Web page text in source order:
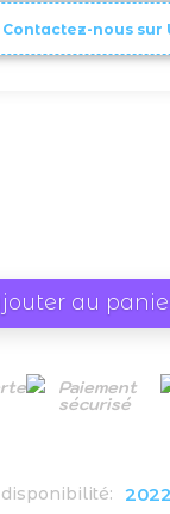
nous sur
au
Paiement
sécurisé